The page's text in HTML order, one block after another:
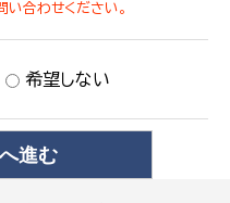
合わせください。
希望しない